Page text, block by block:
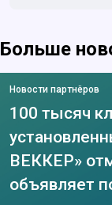
Больше
Новости партнёров
100 тысяч
ВЕККЕР»
объявляет